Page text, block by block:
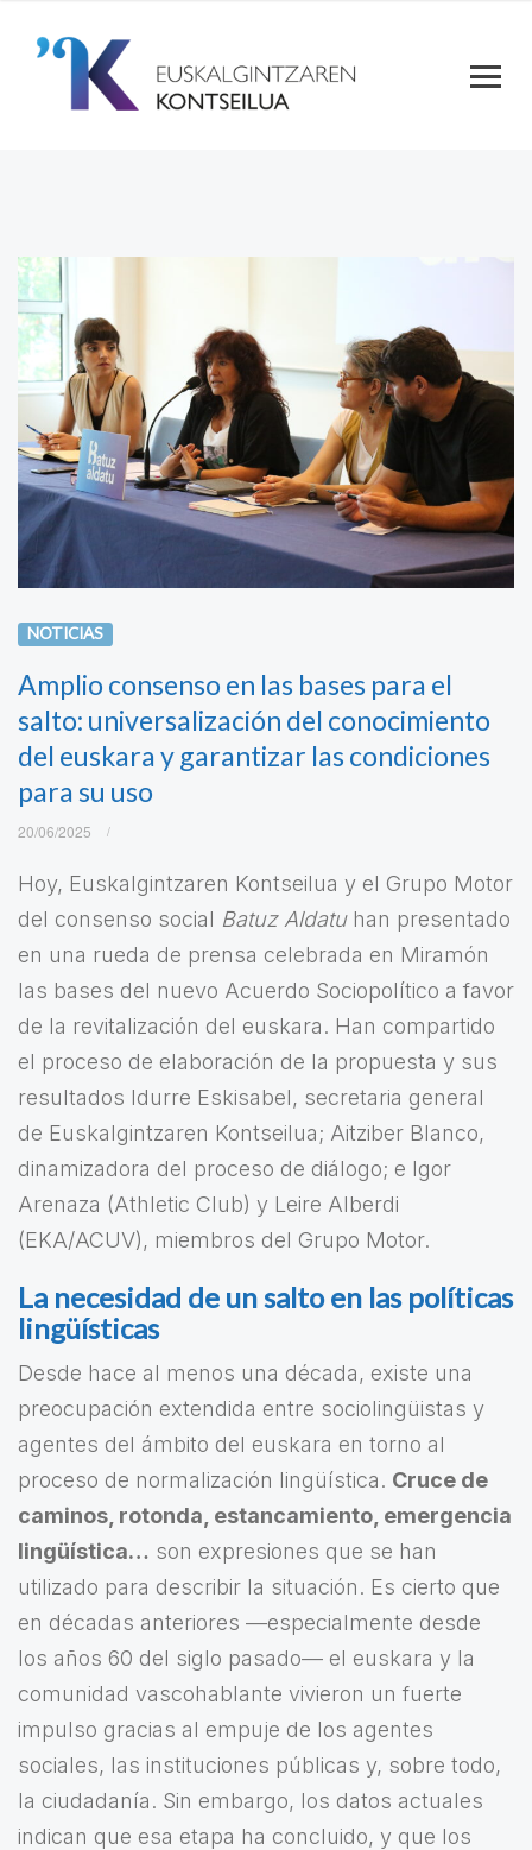
NOTICIAS
Amplio consenso en las bases para el
salto: universalización del conocimiento
del euskara y garantizar las condiciones
para su uso
20/06/2025
Hoy, Euskalgintzaren Kontseilua y el Grupo Motor
del consenso social Batuz Aldatuhan presentado
en una rueda de prensa celebrada en Miramón
las bases del nuevo Acuerdo Sociopolítico a favor
de la revitalización del euskara. Han compartido
el proceso de elaboración de la propuesta y sus
resultados Idurre Eskisabel, secretaria general
de Euskalgintzaren Kontseilua; Aitziber Blanco,
dinamizadora del proceso de diálogo; e Igor
Arenaza (Athletic Club) y Leire Alberdi
(EKA/ACUV), miembros del Grupo Motor.
La necesidad de un salto en las políticas
lingüísticas
Desde hace al menos una década, existe una
preocupación extendida entre sociolingüistas y
agentes del ámbito del euskara en torno al
proceso de normalización lingüística. Cruce de
caminos, rotonda, estancamiento, emergencia
lingüística… son expresiones que se han
utilizado para describir la situación. Es cierto que
en décadas anteriores —especialmente desde
los años 60 del siglo pasado— el euskara y la
comunidad vascohablante vivieron un fuerte
impulso gracias al empuje de los agentes
sociales, las instituciones públicas y, sobre todo,
la ciudadanía. Sin embargo, los datos actuales
indican que esa etapa ha concluido, y que los